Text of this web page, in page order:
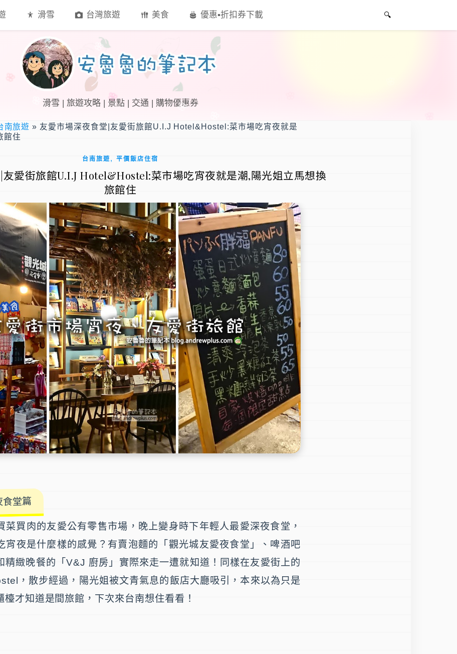
滑雪 | 旅遊攻略 | 景點 | 交通 | 購物優惠券
滑雪 台灣旅遊 美食 優惠▪︎折扣券下載
南旅遊 » 友愛市場深夜食堂|友愛街旅館U.I.J Hotel&Hostel:菜市場吃宵夜就是
館住
台南旅遊, 平價飯店住宿
愛街旅館U.I.J Hotel&Hostel:菜市場吃宵夜就是潮,陽光姐立馬想換
旅館住
食堂篇
菜買肉的友愛公有零售市場 ，晚上變身時下年輕人最愛深夜食堂 ，
宵夜是什麼樣的感覺？有賣泡麵的「 觀光城友愛夜食堂 」、啤酒吧
精緻晚餐的「V&J 廚房 」實際來走一遭就知道！同樣在友愛街上的
，散步經過，陽光姐被文青氣息的飯店大廳吸引，本來以為只是
檯才知道是間旅館，下次來台南想住看看！